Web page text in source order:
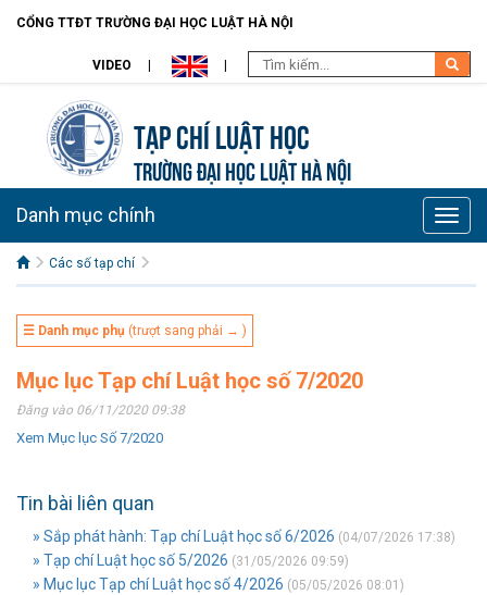
CỔNG TTĐT TRƯỜNG ĐẠI HỌC LUẬT HÀ NỘI
VIDEO
Tạp chí Luật học
TRƯỜNG ĐẠI HỌC LUẬT HÀ NỘI
Toggle
Danh mục chính
Các số tạp chí
☰ Danh mục phụ (trượt sang phải → )
Mục lục Tạp chí Luật học số 7/2020
Đăng vào 06/11/2020 09:38
Xem Mục lục Số 7/2020
Tin bài liên quan
» Sắp phát hành: Tạp chí Luật học số 6/2026 (04/07/2026 17:38)
» Tạp chí Luật học số 5/2026 (31/05/2026 09:59)
» Mục lục Tạp chí Luật học số 4/2026 (05/05/2026 08:01)